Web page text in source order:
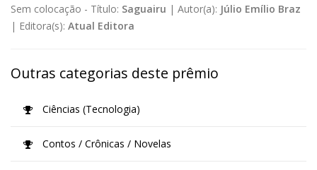
Sem colocação - Título: Saguairu | Autor(a): Júlio Emílio Braz
| Editora(s): Atual Editora
Outras categorias deste prêmio
Ciências (Tecnologia)
Contos / Crônicas / Novelas